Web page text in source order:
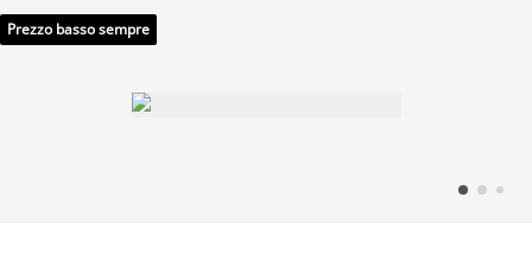
Prezzo basso sempre